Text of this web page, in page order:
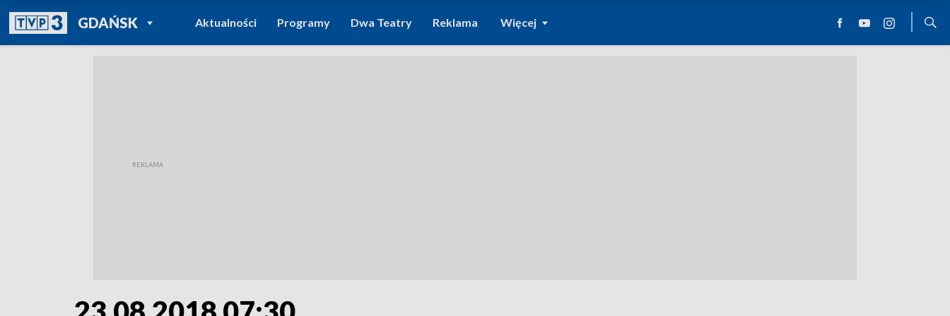
GDAŃSKPOWRÓT DO
TVP REGIONY
Aktualności Programy Dwa Teatry Reklama Więcej